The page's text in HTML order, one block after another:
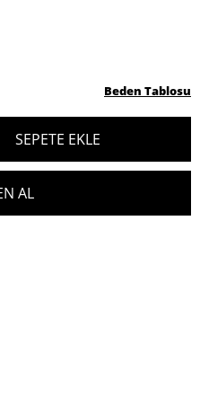
Beden Tablosu